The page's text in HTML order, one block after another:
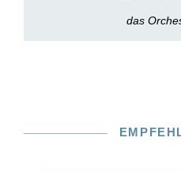
das